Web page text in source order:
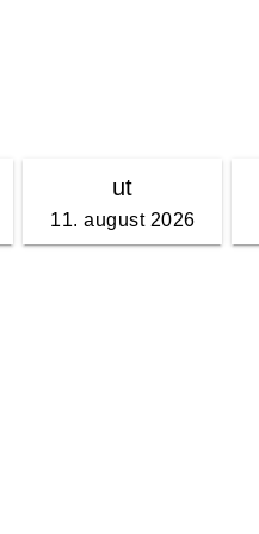
ut
11. august 2026